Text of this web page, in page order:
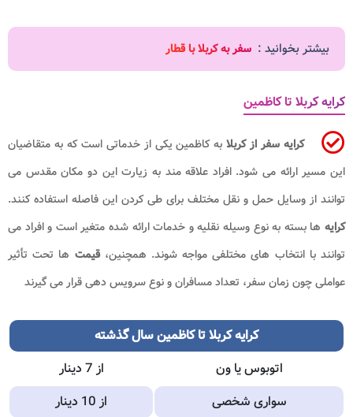
بیشتر بخوانید : سفر به کربلا با قطار
کرایه کربلا تا کاظمین
کرایه سفر از کربلا به کاظمین یکی از خدماتی است که به متقاضیان
این مسیر ارائه می شود. افراد علاقه مند به زیارت این دو مکان مقدس می
توانند از وسایل حمل و نقل مختلف برای طی کردن این فاصله استفاده کنند.
کرایه ها بسته به نوع وسیله نقلیه و خدمات ارائه شده متغیر است و افراد می
توانند با انتخاب های مختلفی مواجه شوند. همچنین،قیمت ها تحت تأثیر
عواملی چون زمان سفر، تعداد مسافران و نوع سرویس دهی قرار می گیرند
کرایه کربلا تا کاظمین سال گذشته
اتوبوس یا ون
از 7 دینار
سواری شخصی
از 10 دینار